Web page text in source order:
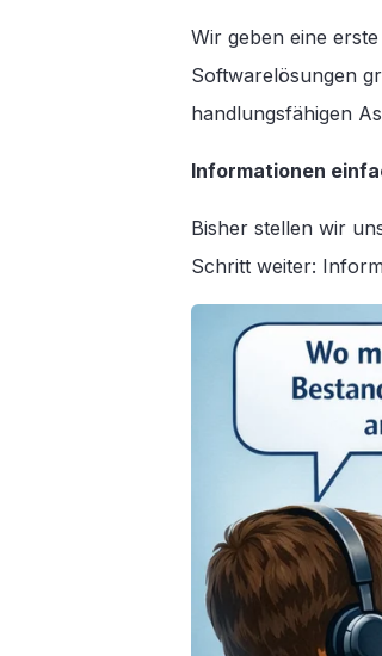
Wir geben eine
Softwarelösungen
handlungsfähigen
Informationen
Bisher stellen wir
Schritt weiter: